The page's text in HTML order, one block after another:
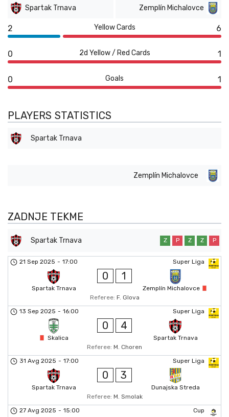
Spartak Trnava Zemplín Michalovce
2 Yellow Cards 6
0 2d Yellow / Red Cards 1
0 Goals 1
PLAYERS STATISTICS
Spartak Trnava
Zemplín Michalovce
ZADNJE TEKME
Spartak Trnava Z P Z Z P
Super Liga
21 Sep 2025 - 17:00
Spartak Trnava
0 1
Zemplín Michalovce
Referee: F. Glova
Super Liga
13 Sep 2025 - 16:00
Skalica
0 4
Spartak Trnava
Referee: M. Choren
Super Liga
31 Avg 2025 - 17:00
Spartak Trnava
0 3
Dunajska Streda
Referee: M. Smolak
Cup
27 Avg 2025 - 15:00